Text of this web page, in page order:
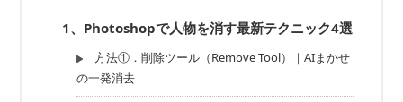
1、Photoshopで人物を消す最新テクニック4選
方法①．削除ツール（Remove Tool）｜AIまかせ
の一発消去